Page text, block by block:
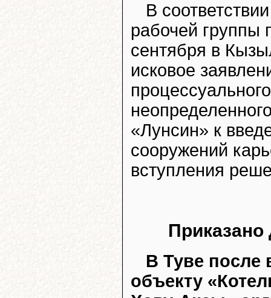
В
рабочей группы
сентября в
исковое
«Лунсин» к
сооружений
вступления
Приказано
В Туве после
объекту